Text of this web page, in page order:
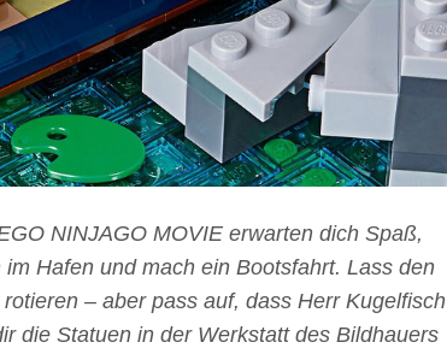
NINJAGO MOVIE erwarten dich Spaß,
Hafen und mach ein Bootsfahrt. Lass den
– aber pass auf, dass Herr Kugelfisch
die Statuen in der Werkstatt des Bildhauers